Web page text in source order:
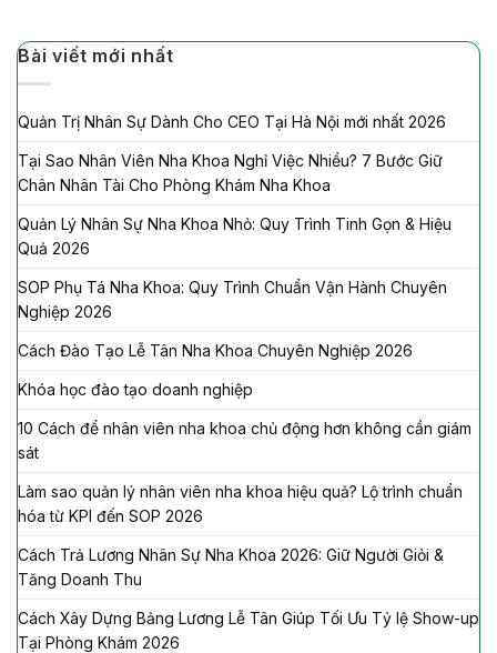
Bài viết mới nhất
Quản Trị Nhân Sự Dành Cho CEO Tại Hà Nội mới nhất 2026
Tại Sao Nhân Viên Nha Khoa Nghỉ Việc Nhiều? 7 Bước Giữ
Chân Nhân Tài Cho Phòng Khám Nha Khoa
Quản Lý Nhân Sự Nha Khoa Nhỏ: Quy Trình Tinh Gọn & Hiệu
Quả 2026
SOP Phụ Tá Nha Khoa: Quy Trình Chuẩn Vận Hành Chuyên
Nghiệp 2026
Cách Đào Tạo Lễ Tân Nha Khoa Chuyên Nghiệp 2026
Khóa học đào tạo doanh nghiệp
10 Cách để nhân viên nha khoa chủ động hơn không cần giám
sát
Làm sao quản lý nhân viên nha khoa hiệu quả? Lộ trình chuẩn
hóa từ KPI đến SOP 2026
Cách Trả Lương Nhân Sự Nha Khoa 2026: Giữ Người Giỏi &
Tăng Doanh Thu
Cách Xây Dựng Bảng Lương Lễ Tân Giúp Tối Ưu Tỷ lệ Show-up
Tại Phòng Khám 2026